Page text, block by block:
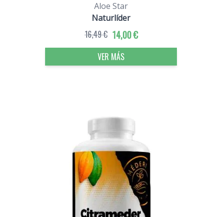
Aloe Star
Naturlíder
14,00 €
16,49 €
VER MÁS